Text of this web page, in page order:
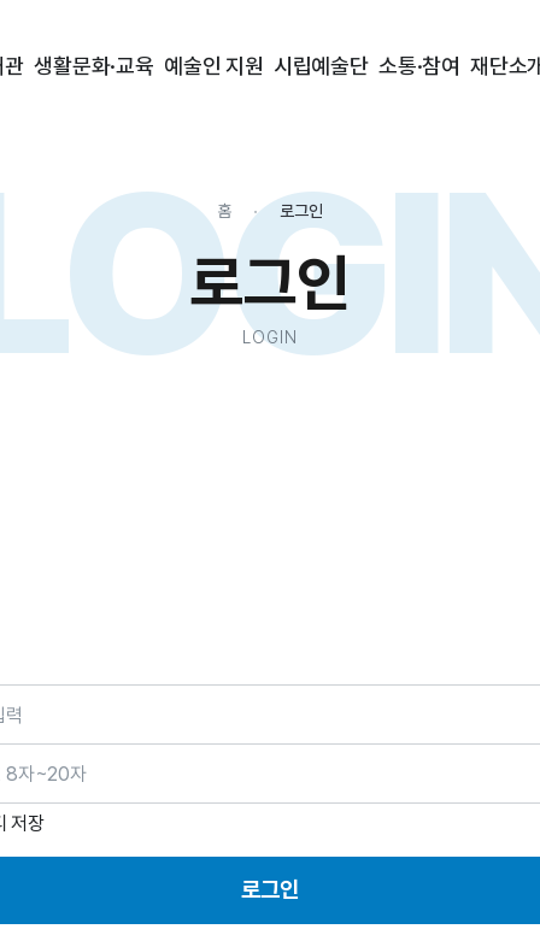
관 생활문화·교육 예술인 지원 시립예술단 소통·참여 재단소
홈 로그인
로그인
LOGIN
저장
로그인